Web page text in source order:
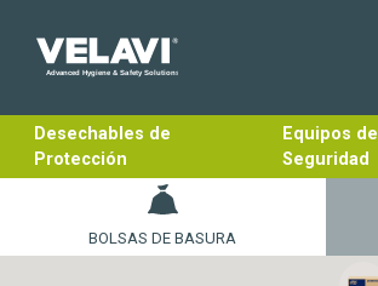
Desechables de
Protección
Equipos de
Seguridad
BOLSAS DE BASURA